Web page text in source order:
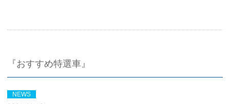
『おすすめ特選車』
NEWS